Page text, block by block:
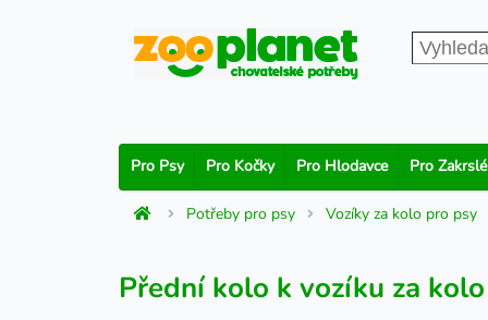
Pro Psy Pro Kočky Pro Hlodavce Pro
Potřeby pro psy Vozíky za kolo pro psy
Přední kolo k vozíku za